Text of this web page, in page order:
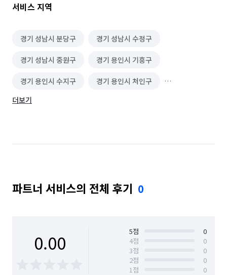
서비스 지역
경기 성남시 분당구 경기 성남시 수정구
경기 성남시 중원구 경기 용인시 기흥구
경기 용인시 수지구 경기 용인시 처인구
경기 하남시
더보기
파트너 서비스의 전체 후기 0
0.00 5점
0
4점
0
3점
0
2점
0
1점
0